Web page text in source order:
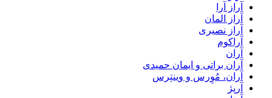
آراز آرا
آراز المان
آراز نصیری
آراکوم
آران
آران براتی و ایمان حمیدی
آران، مُوِرس و وینتِرس
آرپژ